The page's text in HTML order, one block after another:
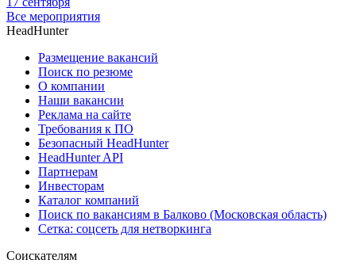
Все мероприятия
HeadHunter
Размещение вакансий
Поиск по резюме
О компании
Наши вакансии
Реклама на сайте
Требования к ПО
Безопасный HeadHunter
HeadHunter API
Партнерам
Инвесторам
Каталог компаний
Поиск по вакансиям в Балково (Московская область)
Сетка: соцсеть для нетворкинга
Соискателям